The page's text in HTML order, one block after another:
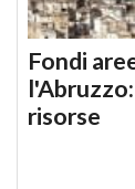
Fondi
risorse